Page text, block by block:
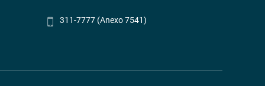
311-7777 (Anexo 7541)